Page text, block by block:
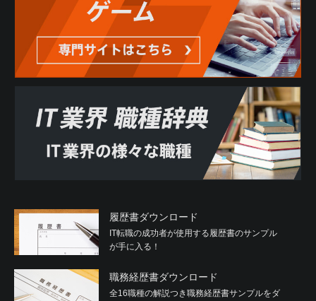
履歴書ダウンロード
IT転職の成功者が使用する履歴書のサンプル
が手に入る！
職務経歴書ダウンロード
全16職種の解説つき職務経歴書サンプルをダ